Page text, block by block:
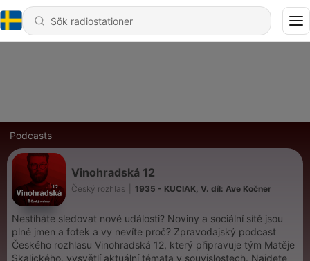
Podcasts
Vinohradská 12
Český rozhlas 1935 - KUCIAK, V. díl: Ave Kočner
Nestíháte sledovat nové události? Noviny a sociální sítě jsou
plné jmen a fotek a vy nevíte proč? Zpravodajský podcast
Českého rozhlasu Vinohradská 12, který připravuje tým Matěje
Skalického, vysvětlí aktuální témata v souvislostech. Najdete